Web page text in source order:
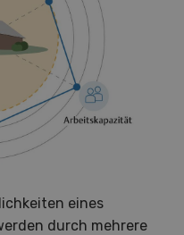
eines
durch mehrere